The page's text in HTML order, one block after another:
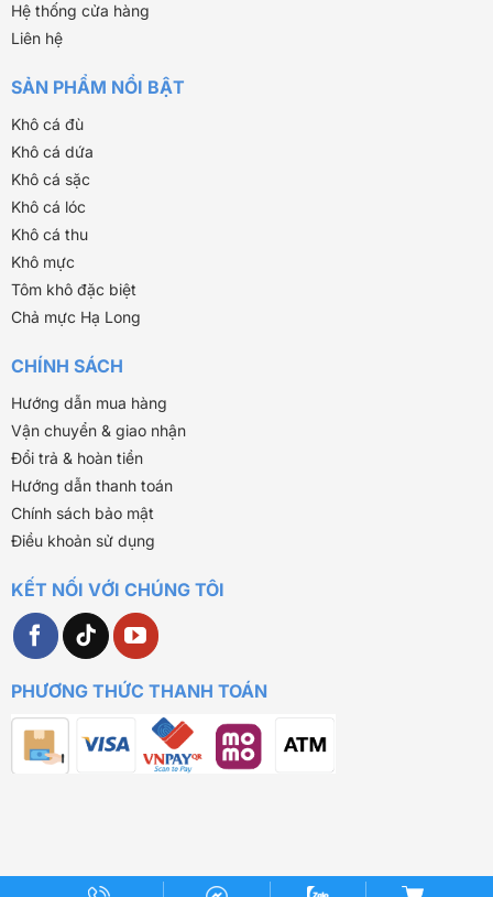
Hệ thống cửa hàng
Liên hệ
SẢN PHẨM NỔI BẬT
Khô cá đù
Khô cá dứa
Khô cá sặc
Khô cá lóc
Khô cá thu
Khô mực
Tôm khô đặc biệt
Chả mực Hạ Long
CHÍNH SÁCH
Hướng dẫn mua hàng
Vận chuyển & giao nhận
Đổi trả & hoàn tiền
Hướng dẫn thanh toán
Chính sách bảo mật
Điều khoản sử dụng
KẾT NỐI VỚI CHÚNG TÔI
PHƯƠNG THỨC THANH TOÁN